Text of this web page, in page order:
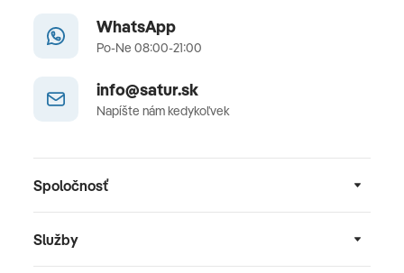
WhatsApp
Po-Ne 08:00-21:00
info@satur.sk
Napíšte nám kedykoľvek
Spoločnosť
Služby